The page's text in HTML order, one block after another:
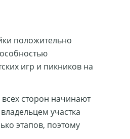
положительно
игр и пикников на
сторон начинают
участка
этапов, поэтому